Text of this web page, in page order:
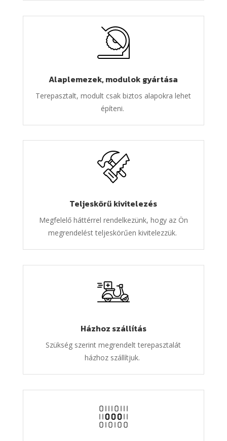
Alaplemezek, modulok gyártása
Terepasztalt, modult csak biztos alapokra lehet
építeni.
Teljeskörű kivitelezés
Megfelelő háttérrel rendelkezünk, hogy az Ön
megrendelést teljeskörűen kivitelezzük.
Házhoz szállítás
Szükség szerint megrendelt terepasztalát
házhoz szállítjuk.